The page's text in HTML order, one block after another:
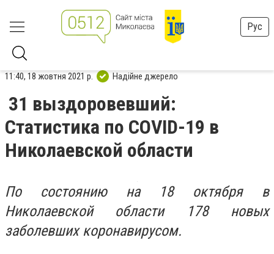
Рус
11:40, 18 жовтня 2021 р. Надійне джерело
31 выздоровевший:
Статистика по COVID-19 в
Николаевской области
По состоянию на 18 октября в
Николаевской области 178 новых
заболевших коронавирусом.